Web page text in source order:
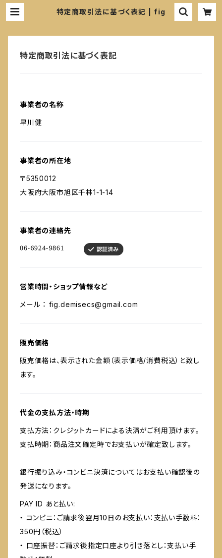
特定商取引法に基づく表記 | fig
特定商取引法に基づく表記
事業者の名称
早川健
事業者の所在地
〒5350012
大阪府大阪市旭区千林1-1-14
事業者の連絡先
営業時間・ショップ情報など
メール ： fig.demisecs@gmail.com
販売価格
販売価格は、表示された金額（表示価格/消費税込）と致し
ます。
代金の支払方法・時期
支払方法：クレジットカードによる決済がご利用頂けます。
支払時期：商品注文確定時でお支払いが確定致します。
銀行振り込み・コンビニ決済についてはお支払い確認後の
発送になります。
PAY ID あと払い:
・ コンビニ：ご請求後翌月10日のお支払い：支払い手数料：
350円（税込）
・ 口座振替：ご請求後指定口座より引き落とし：支払い手